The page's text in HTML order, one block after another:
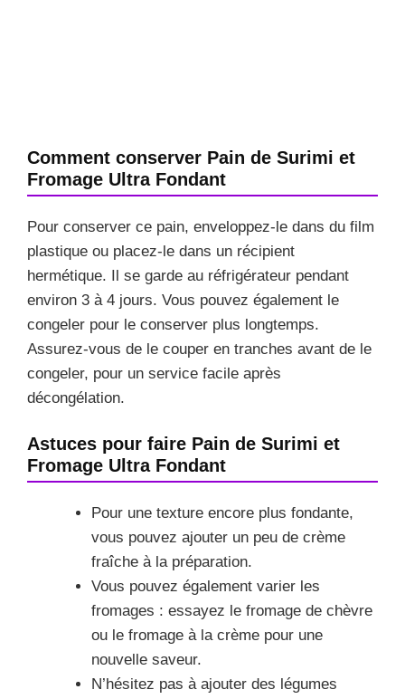
Comment conserver Pain de Surimi et
Fromage Ultra Fondant
Pour conserver ce pain, enveloppez-le dans du film
plastique ou placez-le dans un récipient
hermétique. Il se garde au réfrigérateur pendant
environ 3 à 4 jours. Vous pouvez également le
congeler pour le conserver plus longtemps.
Assurez-vous de le couper en tranches avant de le
congeler, pour un service facile après
décongélation.
Astuces pour faire Pain de Surimi et
Fromage Ultra Fondant
Pour une texture encore plus fondante,
vous pouvez ajouter un peu de crème
fraîche à la préparation.
Vous pouvez également varier les
fromages : essayez le fromage de chèvre
ou le fromage à la crème pour une
nouvelle saveur.
N’hésitez pas à ajouter des légumes